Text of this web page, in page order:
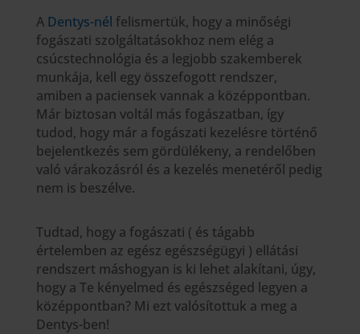
A Dentys-nél felismertük, hogy a minőségi
fogászati szolgáltatásokhoz nem elég a
csúcstechnológia és a legjobb szakemberek
munkája, kell egy összefogott rendszer,
amiben a paciensek vannak a középpontban.
Már biztosan voltál más fogászatban, így
tudod, hogy már a fogászati kezelésre történő
bejelentkezés sem gördülékeny, a rendelőben
való várakozásról és a kezelés menetéről pedig
nem is beszélve.
Tudtad, hogy a fogászati ( és tágabb
értelemben az egész egészségügyi ) ellátási
rendszert máshogyan is ki lehet alakítani, úgy,
hogy a Te kényelmed és egészséged legyen a
középpontban? Mi ezt valósítottuk a meg a
Dentys-ben!